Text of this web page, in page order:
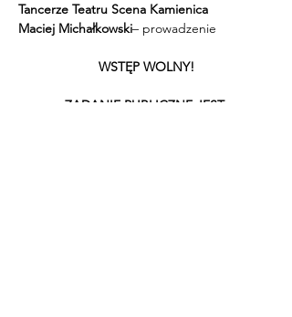
Tancerze Teatru Scena Kamienica
Maciej Michałkowski– prowadzenie
WSTĘP WOLNY!
ZADANIE PUBLICZNE JEST